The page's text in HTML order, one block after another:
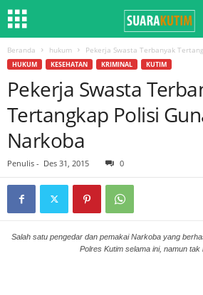
Beranda hukum Pekerja Swasta Terbanyak
HUKUM KESEHATAN KRIMINAL KUTIM
Pekerja Swasta
Tertangkap Polisi
Narkoba
Penulis - Des 31, 2015 0
Salah satu pengedar dan pemakai Narkoba yang
Polres Kutim selama ini, namun